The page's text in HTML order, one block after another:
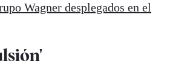
Wagner desplegados en el